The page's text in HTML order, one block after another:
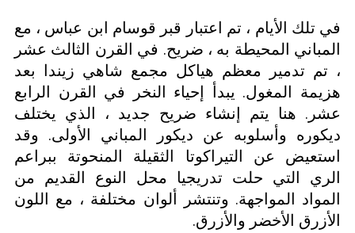
في تلك الأيام ، تم اعتبار قبر قوسام ابن عباس ، مع
المباني المحيطة به ، ضريح. في القرن الثالث عشر
، تم تدمير معظم هياكل مجمع شاهي زيندا بعد
هزيمة المغول. يبدأ إحياء النخر في القرن الرابع
عشر. هنا يتم إنشاء ضريح جديد ، الذي يختلف
ديكوره وأسلوبه عن ديكور المباني الأولى. وقد
استعيض عن التيراكوتا الثقيلة المنحوتة ببراعم
الري التي حلت تدريجيا محل النوع القديم من
المواد المواجهة. وتنتشر ألوان مختلفة ، مع اللون
الأزرق الأخضر والأزرق.